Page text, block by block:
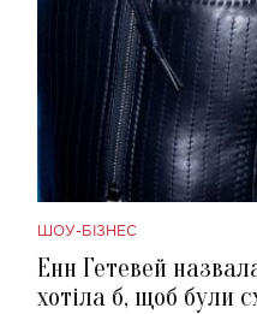
ШОУ-БІЗНЕС
Енн Гетевей
хотіла б, щоб були